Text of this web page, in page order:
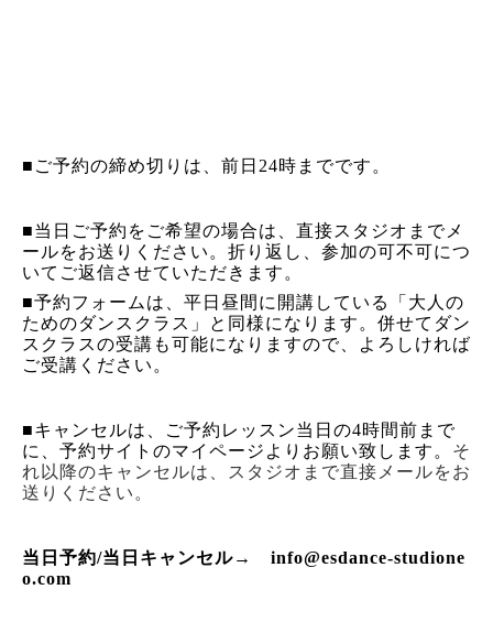
■ご予約の締め切りは、前日 24時までです。
■当日ご予約をご希望の場合は、直接スタジオまでメ
ールをお送りください。折り返し、参加の可不可につ
いてご返信させていただきます。
■予約フォームは、平日昼間に開講している「大人の
ためのダンスクラス」と同様になります。併せてダン
スクラスの受講も可能になりますので、よろしければ
ご受講ください。
■キャンセルは、ご予約レッスン当日の4時間前まで
に、予約サイトのマイページよりお願い致します。 そ
れ以降のキャンセルは、スタジオまで直接メールをお
送りください。
当日予約/当日キャンセル→ info@esdance-studione
o.com